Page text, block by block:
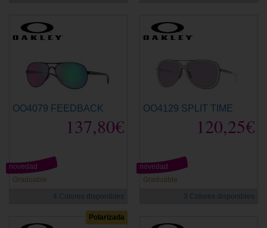
OO4079 FEEDBACK
137,80€
Graduable
novedad
4 Colores disponibles
OO4129 SPLIT TIME
120,25€
Graduable
novedad
3 Colores disponibles
Polarizada